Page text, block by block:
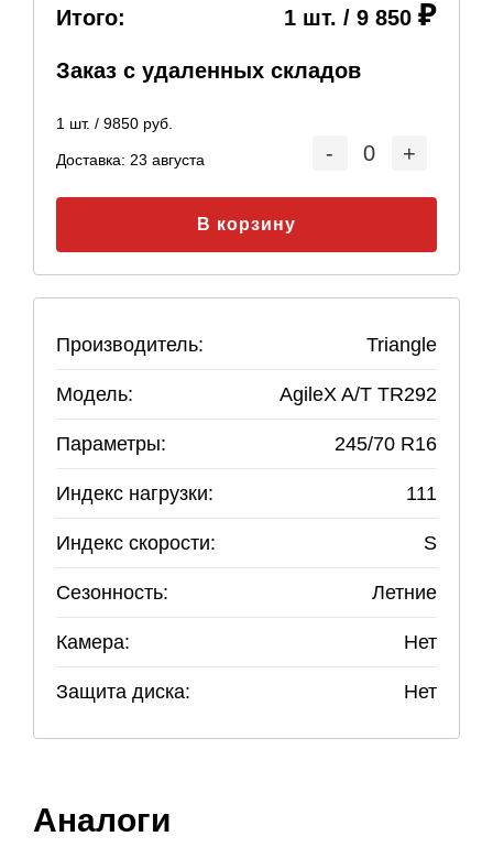
Итого: 1 шт. / 9 850
Заказ с удаленных складов
1 шт. / 9850 руб.
Доставка: 23 августа - 0 +
В корзину
Производитель: Triangle
Модель: AgileX A/T TR292
Параметры: 245/70 R16
Индекс нагрузки: 111
Индекс скорости: S
Сезонность: Летние
Камера: Нет
Защита диска: Нет
Аналоги